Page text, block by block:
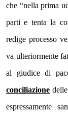
che “nella prima
parti e tenta la
redige processo
va ulteriormente
al giudice di
conciliazione
espressamente